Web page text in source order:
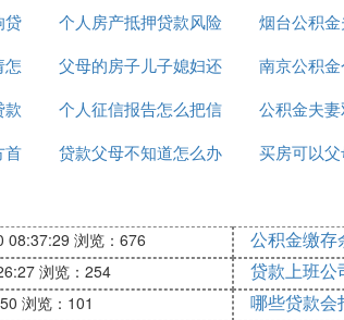
手续合法合规。
要求和条件
积
贷
个人房产抵押贷款风险
提示
烟台公积
高
怎
父母的房子儿子媳妇还
贷款离婚
南京公积
以贷
款
个人征信报告怎么把信
用卡贷款信息给去掉
公积金夫
婚
首
贷款父母不知道怎么办
买房可以
08:37:29 浏览：676 公积金缴存
浏览：254 贷款上班公
浏览：101 哪些贷款会